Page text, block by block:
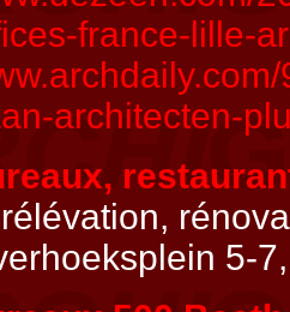
france-lille-
architecten-
5-